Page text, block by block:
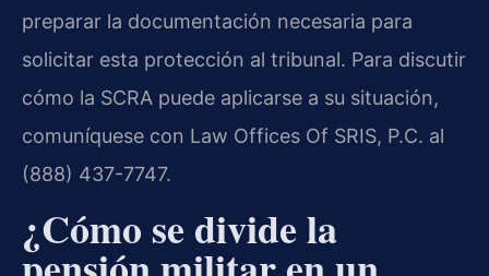
preparar la documentación necesaria para
solicitar esta protección al tribunal. Para discutir
cómo la SCRA puede aplicarse a su situación,
comuníquese con Law Offices Of SRIS, P.C. al
(888) 437-7747.
¿Cómo se divide la